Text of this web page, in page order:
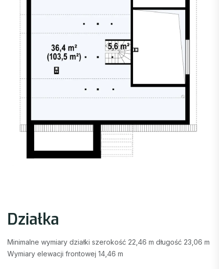
Działka
Minimalne wymiary działki szerokość 22,46 m długość 23,06 m
Wymiary elewacji frontowej 14,46 m